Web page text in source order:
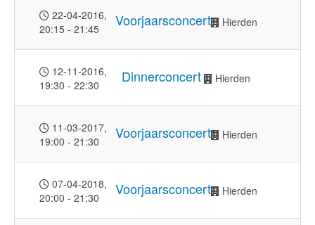
22-04-2016,
20:15 - 21:45 Voorjaarsconcert Hierden
12-11-2016,
19:30 - 22:30 Dinnerconcert Hierden
11-03-2017,
19:00 - 21:30 Voorjaarsconcert Hierden
07-04-2018,
20:00 - 21:30 Voorjaarsconcert Hierden